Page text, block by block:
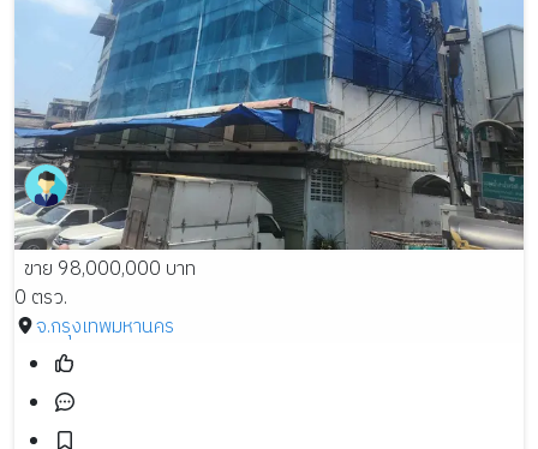
ขาย 98,000,000 บาท
0 ตรว.
จ.กรุงเทพมหานคร